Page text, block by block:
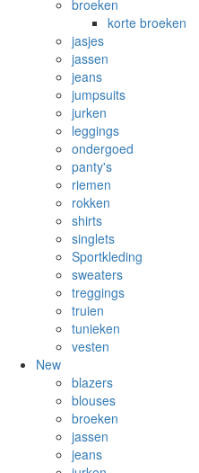
broeken
korte broeken
jasjes
jassen
jeans
jumpsuits
jurken
leggings
ondergoed
panty's
riemen
rokken
shirts
singlets
Sportkleding
sweaters
treggings
truien
tunieken
vesten
New
blazers
blouses
broeken
jassen
jeans